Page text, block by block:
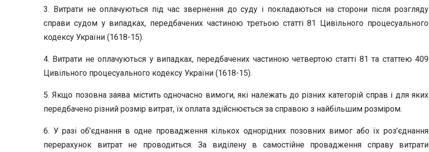
3. Витрати не оплачуються під час звернення до суду і покладаються на сторони після розгляду
справи судом у випадках, передбачених частиною третьою статті 81 Цивільного процесуального
кодексу України (1618-15).
4. Витрати не оплачуються у випадках, передбачених частиною четвертою статті 81 та статтею 409
Цивільного процесуального кодексу України (1618-15).
5. Якщо позовна заява містить одночасно вимоги, які належать до різних категорій справ і для яких
передбачено різний розмір витрат, їх оплата здійснюється за справою з найбільшим розміром.
6. У разі об’єднання в одне провадження кількох однорідних позовних вимог або їх роз’єднання
перерахунок витрат не проводиться. За виділену в самостійне провадження справу витрати